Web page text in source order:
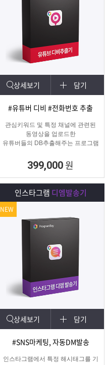
상세보기 담기
#유튜버 디비 #전화번호 추출
관심키워드 및 특정 채널에 관련된
동영상을 업로드한
유튜버들의 DB추출해주는 프로그램
399,000 원
인스타그램 디엠발송기
상세보기 담기
#SNS마케팅, 자동DM발송
인스타그램에서 특정 해시태그를 기
NEW